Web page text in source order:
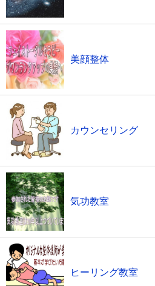
美顔整体
カウンセリング
気功教室
ヒーリング教室